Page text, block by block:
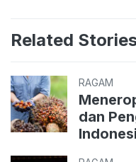
Related
RAGAM
dan